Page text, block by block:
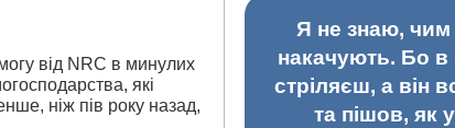
від NRC в минулих
які
ніж пів року назад,
Я не знаю, чим
накачують. Бо в
стріляєш, а він
та пішов, як у